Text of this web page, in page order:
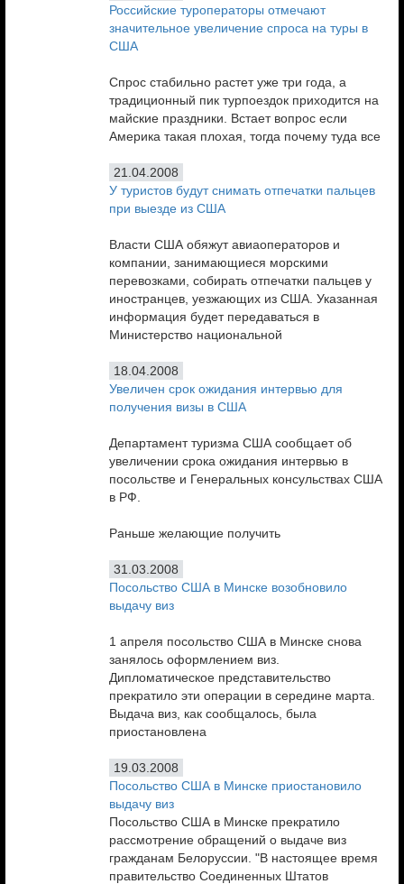
Российские туроператоры отмечают
значительное увеличение спроса на туры в
США
Спрос стабильно растет уже три года, а
традиционный пик турпоездок приходится на
майские праздники. Встает вопрос если
Америка такая плохая, тогда почему туда все
21.04.2008
У туристов будут снимать отпечатки пальцев
при выезде из США
Власти США обяжут авиаоператоров и
компании, занимающиеся морскими
перевозками, собирать отпечатки пальцев у
иностранцев, уезжающих из США. Указанная
информация будет передаваться в
Министерство национальной
18.04.2008
Увеличен срок ожидания интервью для
получения визы в США
Департамент туризма США сообщает об
увеличении срока ожидания интервью в
посольстве и Генеральных консульствах США
в РФ.
Раньше желающие получить
31.03.2008
Посольство США в Минске возобновило
выдачу виз
1 апреля посольство США в Минске снова
занялось оформлением виз.
Дипломатическое представительство
прекратило эти операции в середине марта.
Выдача виз, как сообщалось, была
приостановлена
19.03.2008
Посольство США в Минске приостановило
выдачу виз
Посольство США в Минске прекратило
рассмотрение обращений о выдаче виз
гражданам Белоруссии. "В настоящее время
правительство Соединенных Штатов